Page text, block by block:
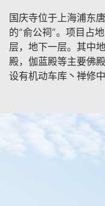
国庆寺位于上海浦东
的“俞公祠”。项目占
层，地下一层。其中
殿，伽蓝殿等主要佛
设有机动车库丶禅修